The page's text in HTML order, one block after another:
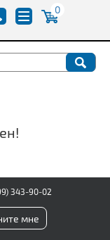
0
343-90-02
мне